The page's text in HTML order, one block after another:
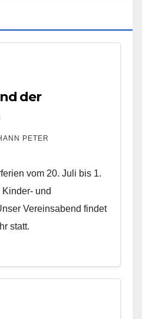
der
PETER
vom 20. Juli bis 1.
und
Vereinsabend findet
statt.